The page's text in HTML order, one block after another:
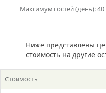
Максимум гостей (день): 40
Ниже представлены
стоимость на другие
Стоимость